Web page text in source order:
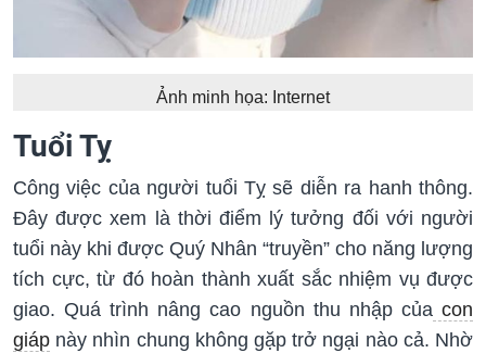
Ảnh minh họa: Internet
Tuổi Tỵ
Công việc của người tuổi Tỵ sẽ diễn ra hanh thông.
Đây được xem là thời điểm lý tưởng đối với người
tuổi này khi được Quý Nhân “truyền” cho năng lượng
tích cực, từ đó hoàn thành xuất sắc nhiệm vụ được
giao. Quá trình nâng cao nguồn thu nhập củacon
giáp này nhìn chung không gặp trở ngại nào cả. Nhờ